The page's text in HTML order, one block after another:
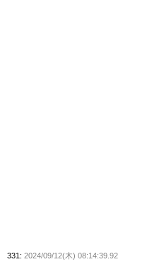
331: 2024/09/12(木) 08:14:39.92